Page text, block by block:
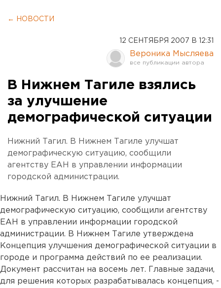
← НОВОСТИ
12 СЕНТЯБРЯ 2007 В 12:31
Вероника Мысляева
В Нижнем Тагиле взялись
за улучшение
демографической ситуации
Нижний Тагил. В Нижнем Тагиле улучшат
демографическую ситуацию, сообщили
агентству ЕАН в управлении информации
городской администрации.
Нижний Тагил. В Нижнем Тагиле улучшат
демографическую ситуацию, сообщили агентству
ЕАН в управлении информации городской
администрации. В Нижнем Тагиле утверждена
Концепция улучшения демографической ситуации в
городе и программа действий по ее реализации.
Документ рассчитан на восемь лет. Главные задачи,
для решения которых разрабатывалась концепция, -